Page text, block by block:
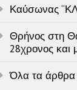
Καύσωνας
Θρήνος στη
28χρονος και
Όλα τα άρθρα